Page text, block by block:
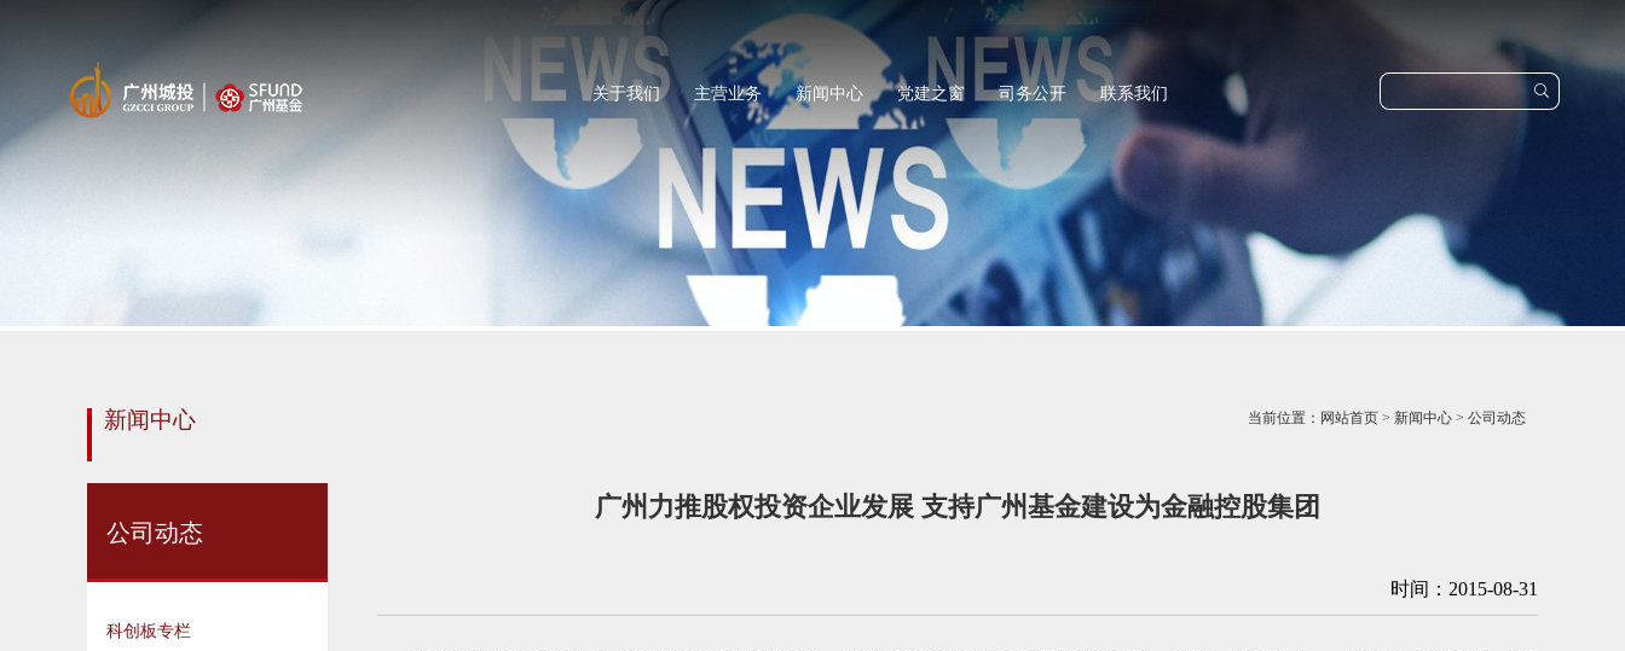
关于我们 主营业务 新闻中心 党建之窗 司务公开 联系我们 
新闻中心
公司动态
科创板专栏
当前位置： 网站首页 > 新闻中心 > 公司动态
广州力推股权投资企业发展 支持广州基金建设为金融控股集团
时间：2015-08-31